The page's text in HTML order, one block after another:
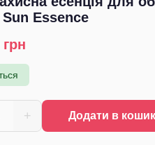
Essence
грн
+ Додати в кошик